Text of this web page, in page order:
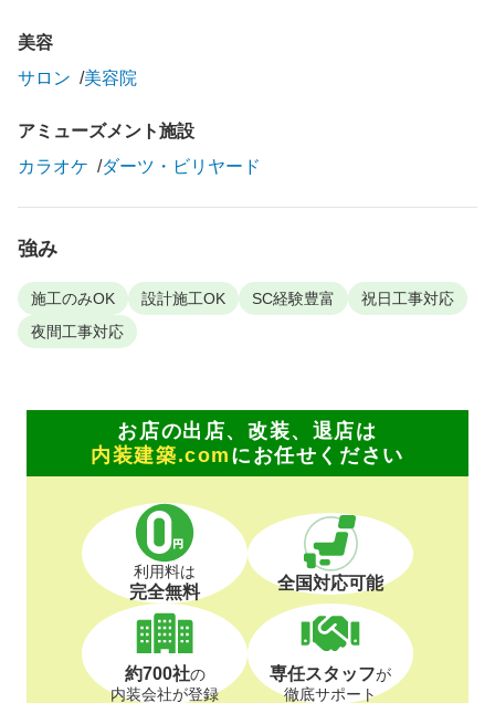
美容
サロン
美容院
アミューズメント施設
カラオケ
ダーツ・ビリヤード
強み
施工のみOK 設計施工OK SC経験豊富
祝日工事対応
夜間工事対応
お店の出店、改装、退店は
内装建築.com にお任せください
利用料は
完全無料 全国対応可能
約700社の
内装会社が登録
専任スタッフが
徹底サポート